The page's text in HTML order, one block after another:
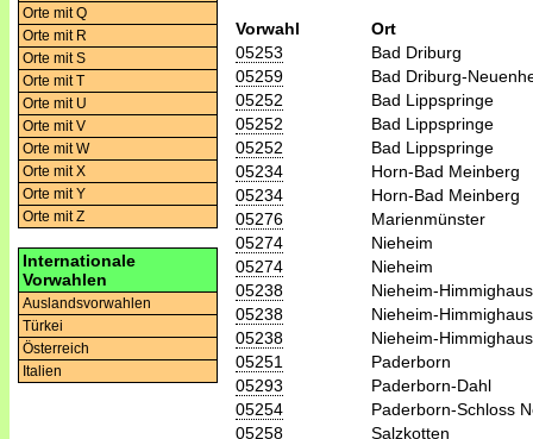
Orte mit Q
Orte mit R
Orte mit S
Orte mit T
Orte mit U
Orte mit V
Orte mit W
Orte mit X
Orte mit Y
Orte mit Z
Internationale
Vorwahlen
Auslandsvorwahlen
Türkei
Österreich
Italien
Vorwahl
Ort
05253
Bad Driburg
05259
Bad Driburg-
05252
Bad Lippspringe
05252
Bad Lippspringe
05252
Bad Lippspringe
05234
Horn-Bad Meinberg
05234
Horn-Bad Meinberg
05276
Marienmünster
05274
Nieheim
05274
Nieheim
05238
Nieheim-
05238
Nieheim-
05238
Nieheim-
05251
Paderborn
05293
Paderborn-Dahl
05254
Paderborn-Schloss
05258
Salzkotten